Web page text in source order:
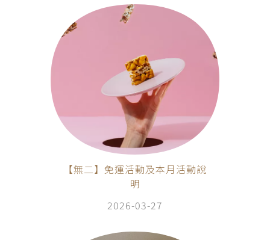
【無二】免運活動及本月活動說
明
2026-03-27